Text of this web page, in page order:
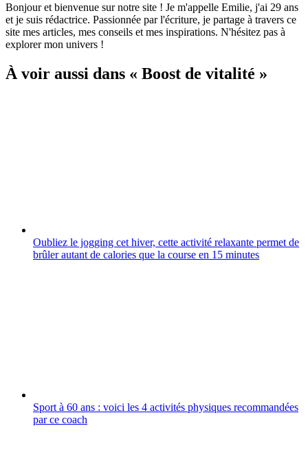
Bonjour et bienvenue sur notre site ! Je m'appelle Emilie, j'ai 29 ans
et je suis rédactrice. Passionnée par l'écriture, je partage à travers ce
site mes articles, mes conseils et mes inspirations. N'hésitez pas à
explorer mon univers !
À voir aussi dans « Boost de vitalité »
Oubliez le jogging cet hiver, cette activité relaxante permet de
brûler autant de calories que la course en 15 minutes
Sport à 60 ans : voici les 4 activités physiques recommandées
par ce coach